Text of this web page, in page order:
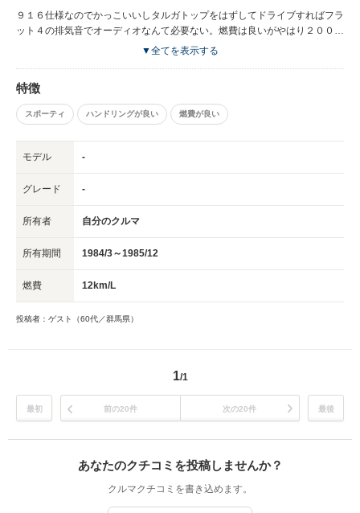
９１６仕様なのでかっこいいしタルガトップをはずしてドライブすればフラ
ット４の排気音でオーディオなんて必要ない。燃費は良いがやはり２０００
ｃｃを買うべきだったと後悔した。▼全てを表示する
特徴
スポーティ ハンドリングが良い 燃費が良い
モデル -
グレード -
所有者 自分のクルマ
所有期間 1984/3～1985/12
燃費 12km/L
投稿者：ゲスト（60代／群馬県）
1/1
最初 前の20件 次の20件 最後
あなたのクチコミを投稿しませんか？
クルマクチコミを書き込めます。